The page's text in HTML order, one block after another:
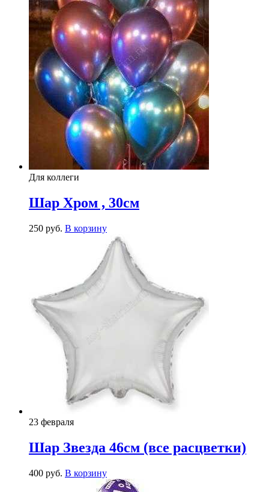
Для коллеги
Шар Хром , 30см
250 руб. В корзину
23 февраля
Шар Звезда 46см (все расцветки)
400 руб. В корзину